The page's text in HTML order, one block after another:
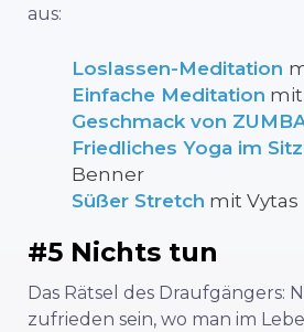
aus:
Loslassen-Meditation
Einfache Meditation mit
Geschmack von
Friedliches Yoga im
Benner
Süßer Stretch mit Vytas
#5 Nichts tun
Das Rätsel des Draufgängers:
zufrieden sein, wo man im